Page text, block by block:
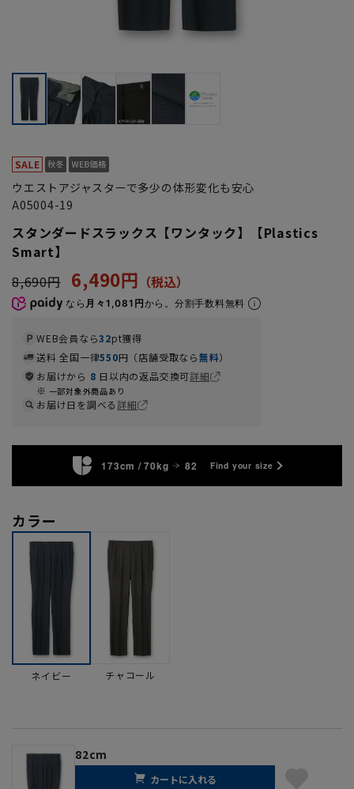
ウエストアジャスターで多少の体形変化も安心
A05004-19
スタンダードスラックス【ワンタック】【Plastics
Smart】
8,690円 6,490円
なら 月々1,081円から。分割手数料無料
WEB会員なら32pt獲得
送料 全国一律550円（店舗受取なら無料）
お届けから 8 日以内の返品交換可詳細
一部対象外商品あり
お届け日を調べる詳細
173cm / 70kg 82 Find your size
カラー
ネイビー チャコール
82cm
カートに入れる